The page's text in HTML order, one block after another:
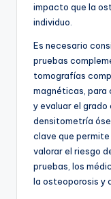
impacto que la
individuo.
Es necesario
pruebas
tomografías
magnéticas, para
y evaluar el grado
densitometría
clave que permite
valorar el riesgo
pruebas, los
la osteoporosis y